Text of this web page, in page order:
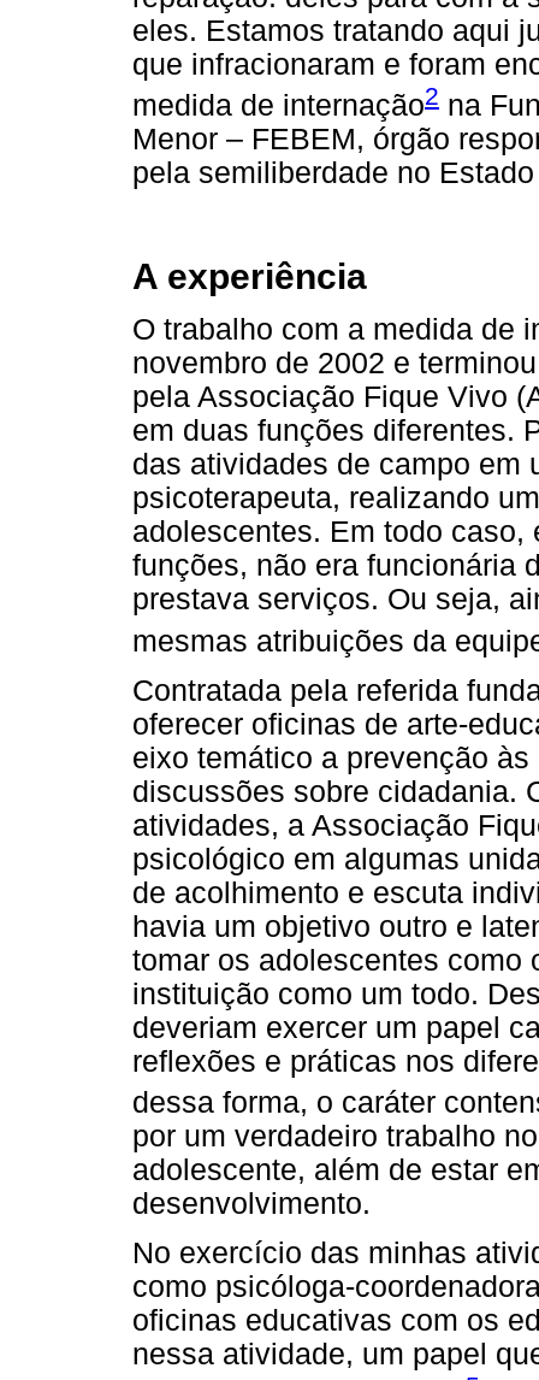
eles. Estamos tratando aqui
que infracionaram e foram
medida de internação2 na
Menor – FEBEM, órgão
pela semiliberdade no
A experiência
O trabalho com a medida de
novembro de 2002 e
pela Associação Fique Vivo
em duas funções diferentes.
das atividades de campo em
psicoterapeuta, realizando
adolescentes. Em todo caso,
funções, não era funcionária
prestava serviços. Ou seja,
mesmas atribuições da
Contratada pela referida
oferecer oficinas de arte-
eixo temático a prevenção
discussões sobre cidadania.
atividades, a Associação
psicológico em algumas
de acolhimento e escuta
havia um objetivo outro e
tomar os adolescentes como
instituição como um todo.
deveriam exercer um papel
reflexões e práticas nos
dessa forma, o caráter
por um verdadeiro trabalho
adolescente, além de estar
desenvolvimento.
No exercício das minhas
como psicóloga-
oficinas educativas com os
nessa atividade, um papel